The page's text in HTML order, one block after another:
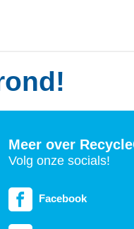
Meer over
Volg onze socials!
Facebook